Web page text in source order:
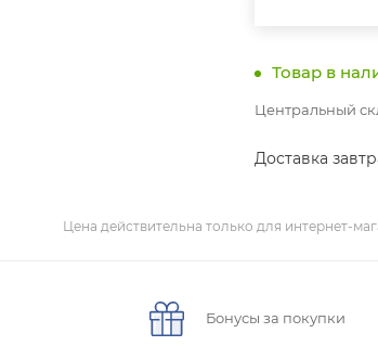
Товар в
Центральный
Доставка
Цена действительна только для интернет-
Бонусы за покупки